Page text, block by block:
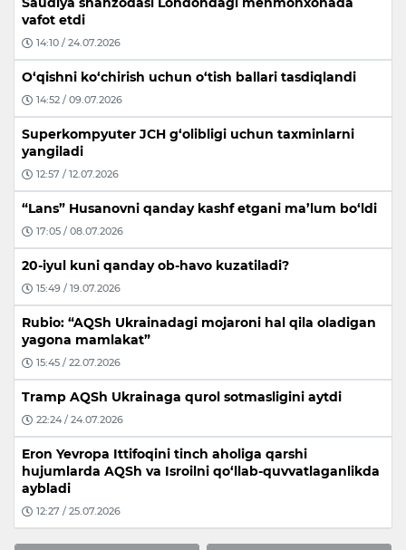
vafot etdi
14:10 / 24.07.2026
O‘qishni ko‘chirish uchun o‘tish ballari tasdiqlandi
14:52 / 09.07.2026
Superkompyuter JCH g‘olibligi uchun taxminlarni
yangiladi
12:57 / 12.07.2026
“Lans” Husanovni qanday kashf etgani ma’lum bo‘ldi
17:05 / 08.07.2026
20-iyul kuni qanday ob-havo kuzatiladi?
15:49 / 19.07.2026
Rubio: “AQSh Ukrainadagi mojaroni hal qila oladigan
yagona mamlakat”
15:45 / 22.07.2026
Tramp AQSh Ukrainaga qurol sotmasligini aytdi
22:24 / 24.07.2026
Eron Yevropa Ittifoqini tinch aholiga qarshi
hujumlarda AQSh va Isroilni qo‘llab-quvvatlaganlikda
aybladi
12:27 / 25.07.2026